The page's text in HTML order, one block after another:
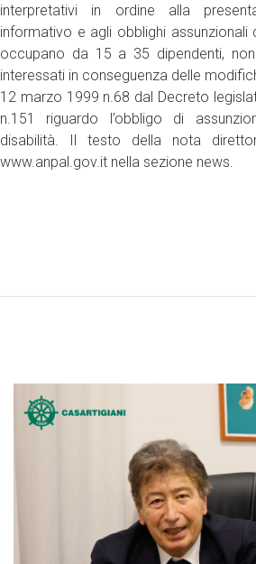
interpretativi in ordine alla
informativo e agli obblighi
occupano da 15 a 35 dipendenti,
interessati in conseguenza delle
12 marzo 1999 n.68 dal Decreto
n.151 riguardo l’obbligo di
disabilità. Il testo della nota
www.anpal.gov.it nella sezione news.